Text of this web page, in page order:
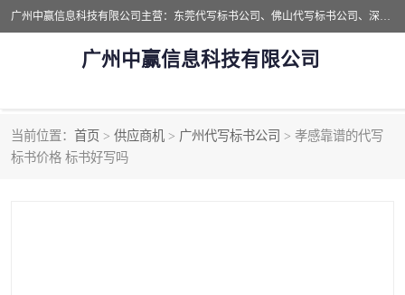
广州中赢信息科技有限公司主营：东莞代写标书公司、佛山代写标书公司、深圳代写标书公司等,食品类标书、工程类类标书,经验丰富的标书制作团队,24小时加急服务,多对一服务。
广州中赢信息科技有限公司
当前位置： 首页 > 供应商机 > 广州代写标书公司 > 孝感靠谱的代写
标书价格 标书好写吗
东莞代写标书公司